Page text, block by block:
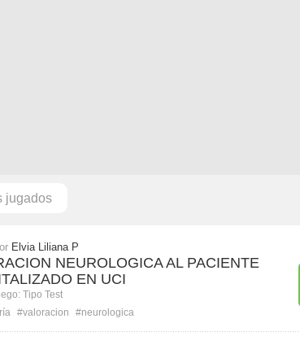
jugados
Elvia Liliana P
NEUROLOGICA AL PACIENTE
EN UCI
Tipo Test
#valoracion #neurologica